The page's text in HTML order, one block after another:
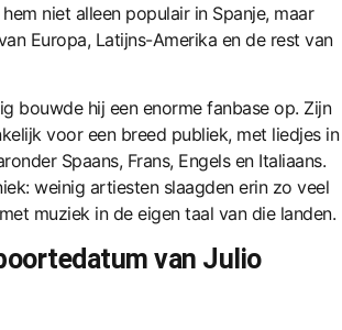
niet alleen populair in Spanje, maar
Europa, Latijns-Amerika en de rest van
bouwde hij een enorme fanbase op. Zijn
voor een breed publiek, met liedjes in
Spaans, Frans, Engels en Italiaans.
weinig artiesten slaagden erin zo veel
muziek in de eigen taal van die landen.
van Julio